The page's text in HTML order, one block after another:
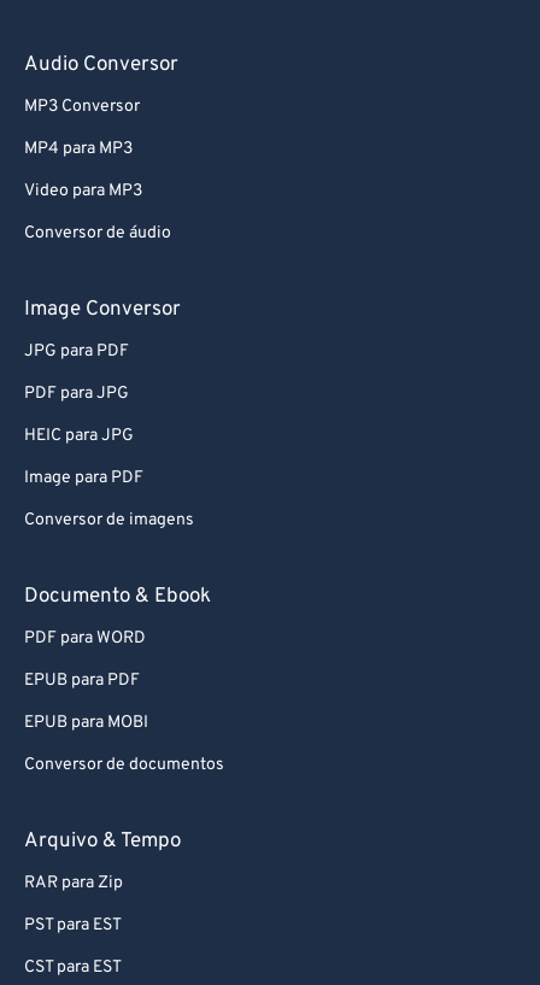
Audio Conversor
MP3 Conversor
MP4 para MP3
Video para MP3
Conversor de áudio
Image Conversor
JPG para PDF
PDF para JPG
HEIC para JPG
Image para PDF
Conversor de imagens
Documento & Ebook
PDF para WORD
EPUB para PDF
EPUB para MOBI
Conversor de documentos
Arquivo & Tempo
RAR para Zip
PST para EST
CST para EST